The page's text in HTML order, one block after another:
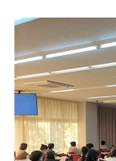
交通アクセス
代